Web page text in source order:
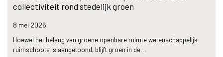
collectiviteit rond stedelijk groen
8 mei 2026
Hoewel het belang van groene openbare ruimte wetenschappelijk
ruimschoots is aangetoond, blijft groen in de…